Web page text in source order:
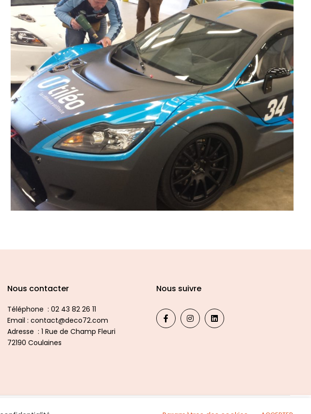
Nous contacter
Téléphone : 02 43 82 26 11
Email : contact@deco72.com
Adresse : 1 Rue de Champ Fleuri
72190 Coulaines
Nous suivre